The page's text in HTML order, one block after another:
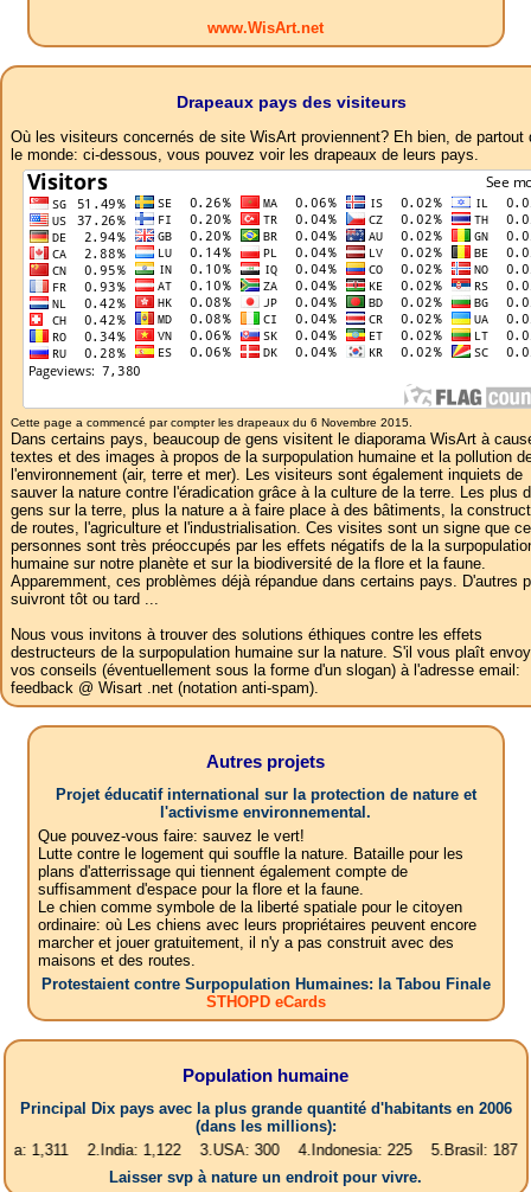
www.WisArt.net
Drapeaux pays des visiteurs
Où les visiteurs concernés de site WisArt proviennent? Eh bien, de partout
le monde: ci-dessous, vous pouvez voir les drapeaux de leurs pays.
Cette page a commencé par compter les drapeaux du 6 Novembre 2015.
Dans certains pays, beaucoup de gens visitent le diaporama WisArt à
textes et des images à propos de la surpopulation humaine et la pollution
l'environnement (air, terre et mer). Les visiteurs sont également inquiets de
sauver la nature contre l'éradication grâce à la culture de la terre. Les plus
gens sur la terre, plus la nature a à faire place à des bâtiments, la
de routes, l'agriculture et l'industrialisation. Ces visites sont un signe que
personnes sont très préoccupés par les effets négatifs de la la
humaine sur notre planète et sur la biodiversité de la flore et la faune.
Apparemment, ces problèmes déjà répandue dans certains pays. D'autres
suivront tôt ou tard ...
Nous vous invitons à trouver des solutions éthiques contre les effets
destructeurs de la surpopulation humaine sur la nature. S'il vous plaît
vos conseils (éventuellement sous la forme d'un slogan) à l'adresse email:
feedback @ Wisart .net (notation anti-spam).
Autres projets
Projet éducatif international sur la protection de nature et
l'activisme environnemental.
Que pouvez-vous faire: sauvez le vert!
Lutte contre le logement qui souffle la nature. Bataille pour les
plans d'atterrissage qui tiennent également compte de
suffisamment d'espace pour la flore et la faune.
Le chien comme symbole de la liberté spatiale pour le citoyen
ordinaire: où Les chiens avec leurs propriétaires peuvent encore
marcher et jouer gratuitement, il n'y a pas construit avec des
maisons et des routes.
Protestaient contre Surpopulation Humaines: la Tabou Finale
STHOPD eCards
Population humaine
Principal Dix pays avec la plus grande quantité d'habitants en 2006
(dans les millions):
2.India: 1,122 3.USA: 300 4.Indonesia: 225 5.Brasil: 187
Laisser svp à nature un endroit pour vivre.